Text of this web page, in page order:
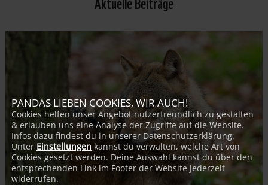
PANDAS LIEBEN COOKIES, WIR AUCH!
Cookies helfen unser Angebot nutzerfreundlich zu gestalten
& erlauben uns eine Analyse der Zugriffe auf die Website.
Infos dazu findest du in unserer Datenschutzerklärung.
Unter Einstellungen kannst du verwalten, welche Art von
Cookies gesetzt werden. Deine Auswahl kannst du über den
entsprechenden Link im Footer der Website jederzeit
widerrufen.